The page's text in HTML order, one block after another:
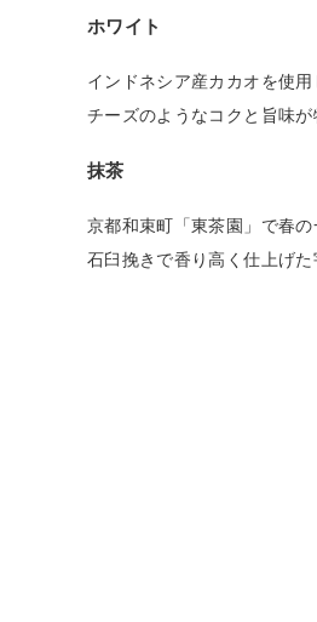
CONTENTS
ご利用ガイド
お問い合わせ
ショップリスト
ホワイト
インドネシア産カカオを使
チーズのようなコクと旨味が
抹茶
京都和束町「東茶園」で春
石臼挽きで香り高く仕上げ